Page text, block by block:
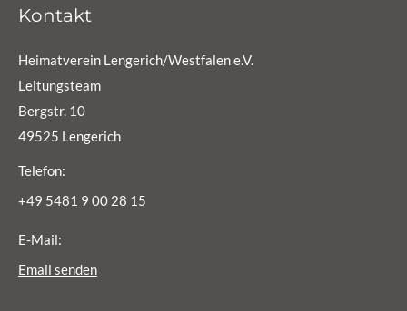
Kontakt
Heimatverein Lengerich/Westfalen e.V.
Leitungsteam
Bergstr. 10
49525 Lengerich
Telefon:
+49 5481 9 00 28 15
E-Mail:
Email senden